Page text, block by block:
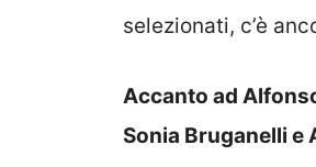
selezionati, c’è
Accanto ad
Sonia Bruganelli e